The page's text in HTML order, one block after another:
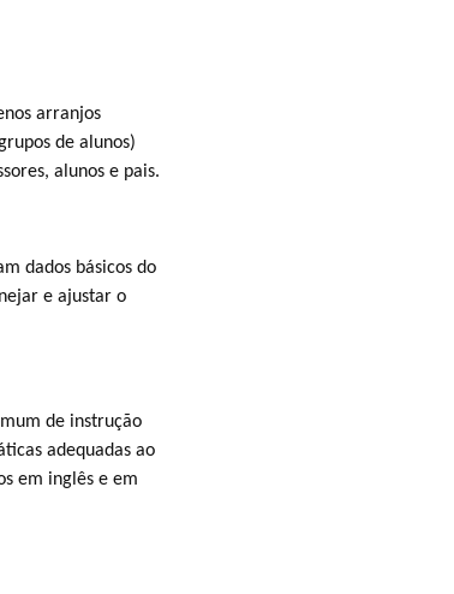
arranjos
de alunos)
alunos e pais.
dados básicos do
e ajustar o
de instrução
adequadas ao
em inglês e em